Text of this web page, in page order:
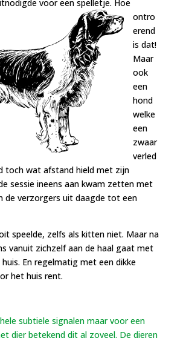
voor een spelletje. Hoe
ontro
erend
is dat!
Maar
ook
een
hond
welke
een
zwaar
verled
toch wat afstand hield met zijn
sessie ineens aan kwam zetten met
de verzorgers uit daagde tot een
speelde, zelfs als kitten niet. Maar na
vanuit zichzelf aan de haal gaat met
En regelmatig met een dikke
het huis rent.
subtiele signalen maar voor een
dier betekend dit al zoveel. De dieren